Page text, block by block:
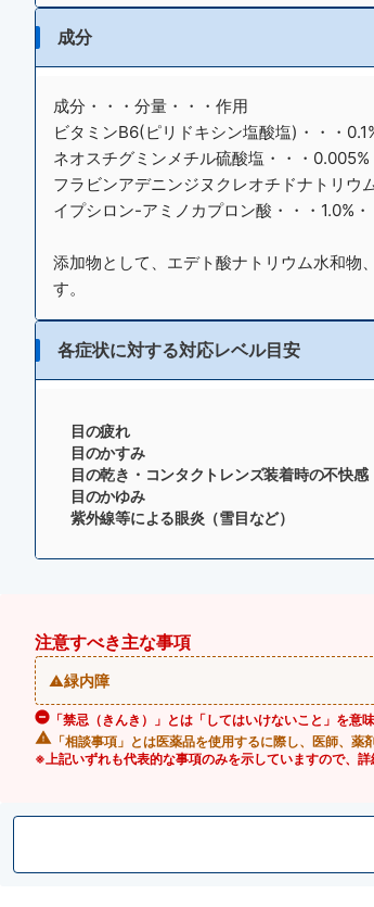
成分
成分・・・分量・・・作用
ビタミンB6(ピリドキシン塩酸塩)・・・
ネオスチグミンメチル硫酸塩・・・
フラビンアデニンジヌクレオチドナトリウ
イプシロン-アミノカプロン酸・・・1.0%
添加物として、エデト酸ナトリウム水和物
す。
各症状に対する対応レベル目安
目の疲れ
目のかすみ
目の乾き・コンタクトレンズ装着時の不快感
目のかゆみ
紫外線等による眼炎（雪目など）
注意すべき主な事項
緑内障
「禁忌（きんき）」とは「してはいけないこと」を
「相談事項」とは医薬品を使用するに際し、医師、
※上記いずれも代表的な事項のみを示していますので、詳